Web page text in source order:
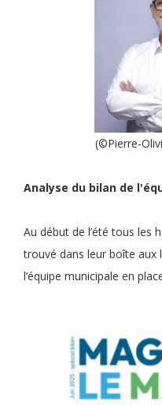
(©Pierre-
Analyse du bilan de
Au début de l’été tous les
trouvé dans leur boîte aux
l’équipe municipale en